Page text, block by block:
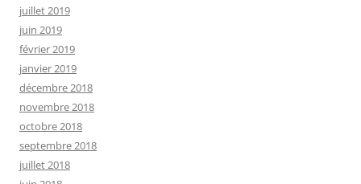
juillet 2019
juin 2019
février 2019
janvier 2019
décembre 2018
novembre 2018
octobre 2018
septembre 2018
juillet 2018